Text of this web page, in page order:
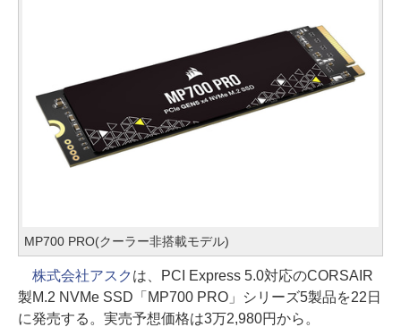
MP700 PRO(クーラー非搭載モデル)
株式会社アスク は、PCI Express 5.0対応のCORSAIR
製M.2 NVMe SSD「MP700 PRO」シリーズ5製品を22日
に発売する。実売予想価格は3万2,980円から。